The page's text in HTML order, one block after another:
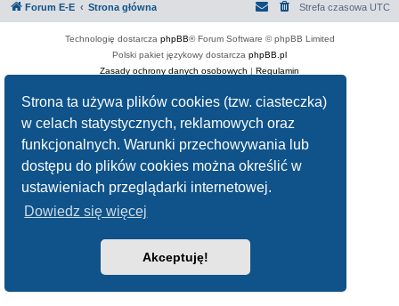
Strona ta używa plików cookies (tzw. ciasteczka)
w celach statystycznych, reklamowych oraz
funkcjonalnych. Warunki przechowywania lub
dostępu do plików cookies można określić w
ustawieniach przeglądarki internetowej.
Dowiedz się więcej
Akceptuję!
Forum E-E Strona główna Strefa czasowa UTC
Technologię dostarcza phpBB® Forum Software © phpBB Limited
Polski pakiet językowy dostarcza phpBB.pl
Zasady ochrony danych osobowych | Regulamin